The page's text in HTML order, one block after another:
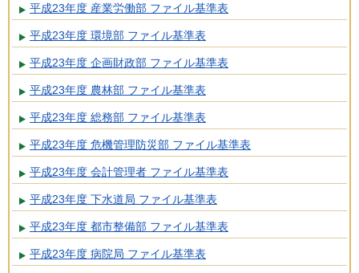
平成23年度 産業労働部 ファイル基準表
平成23年度 環境部 ファイル基準表
平成23年度 企画財政部 ファイル基準表
平成23年度 農林部 ファイル基準表
平成23年度 総務部 ファイル基準表
平成23年度 危機管理防災部 ファイル基準表
平成23年度 会計管理者 ファイル基準表
平成23年度 下水道局 ファイル基準表
平成23年度 都市整備部 ファイル基準表
平成23年度 病院局 ファイル基準表